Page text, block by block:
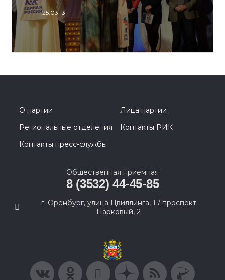
25.03.13
О партии
Лица партии
Региональные отделения
Контакты РИК
Контакты пресс-службы
Общественная приемная
8 (3532) 44-45-85
г. Оренбург, улица Цвиллинга, 1 / проспект
Парковый, 2